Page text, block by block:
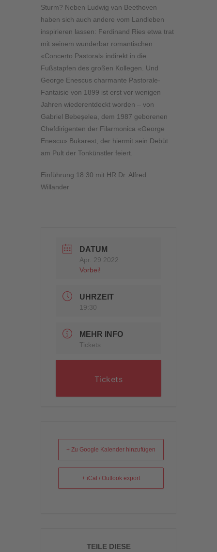
Sturm? Neben Ludwig van Beethoven
haben sich auch andere vom Landleben
inspirieren lassen: Ferdinand Ries etwa trat
mit seinem wunderbar romantischen
«Concerto Pastoral» indirekt in die
Fußstapfen des großen Kollegen. Und
George Enescus charmante Pastorale-
Fantaisie von 1899 ist erst vor wenigen
Jahren wiederentdeckt worden – von
Gabriel Bebeșelea, dem 1987 geborenen
Chefdirigenten der Filarmonica «George
Enescu» Bukarest, der hiermit sein Debüt
am Pult der Tonkünstler feiert.
Einführung 18:30 mit HR Dr. Alfred
Willander
DATUM
Apr. 29 2022
Vorbei!
UHRZEIT
19:30
MEHR INFO
Tickets
Tickets
+ Zu Google Kalender hinzufügen
+ iCal / Outlook export
TEILE DIESE